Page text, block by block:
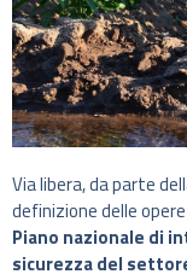
Via libera, da parte
definizione delle
Piano nazionale di
sicurezza del